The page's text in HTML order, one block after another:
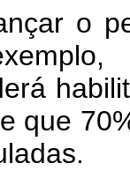
o
que